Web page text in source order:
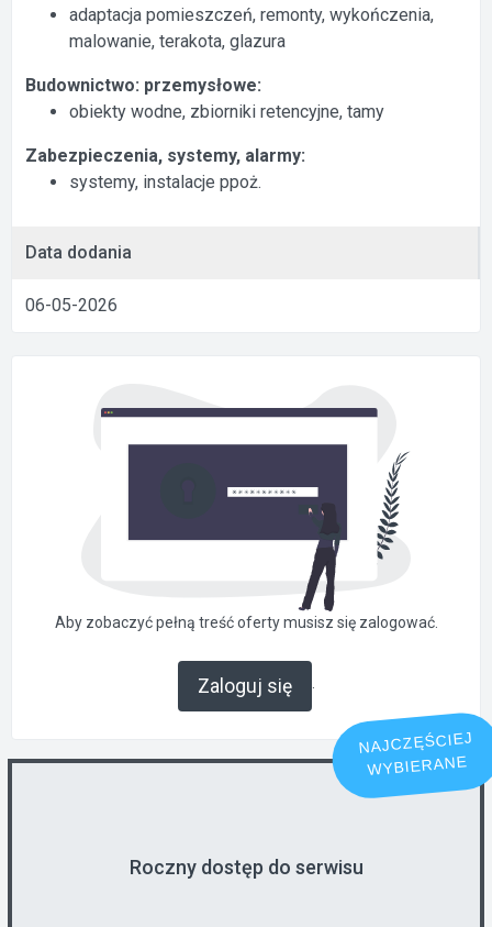
adaptacja pomieszczeń, remonty, wykończenia,
malowanie, terakota, glazura
Budownictwo: przemysłowe:
obiekty wodne, zbiorniki retencyjne, tamy
Zabezpieczenia, systemy, alarmy:
systemy, instalacje ppoż.
Data dodania
06-05-2026
Aby zobaczyć pełną treść oferty musisz się zalogować.
Zaloguj się .
NAJCZĘŚCIEJ
WYBIERANE
Roczny dostęp do serwisu